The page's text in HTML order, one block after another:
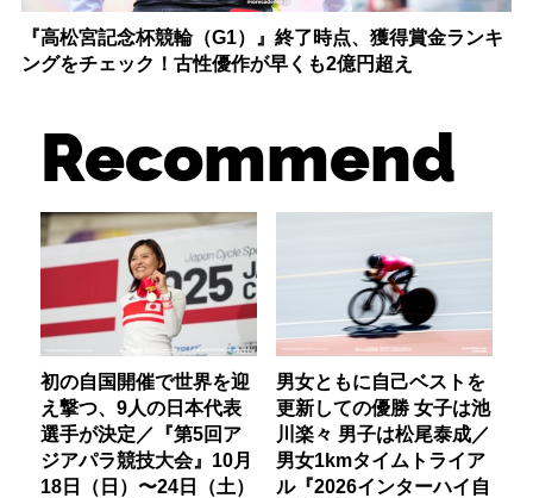
『高松宮記念杯競輪（G1）』終了時点、獲得賞金ランキ
ングをチェック！古性優作が早くも2億円超え
Recommend
初の自国開催で世界を迎
え撃つ、9人の日本代表
選手が決定／『第5回ア
ジアパラ競技大会』10月
18日（日）〜24日（土）
男女ともに自己ベストを
更新しての優勝 女子は池
川楽々 男子は松尾泰成／
男女1kmタイムトライア
ル『2026インターハイ自